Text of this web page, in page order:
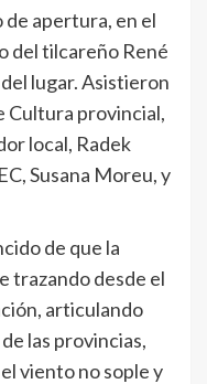
de apertura, en el
del tilcareño René
lugar. Asistieron
Cultura provincial,
local, Radek
Susana Moreu, y
de que la
trazando desde el
articulando
las provincias,
viento no sople y